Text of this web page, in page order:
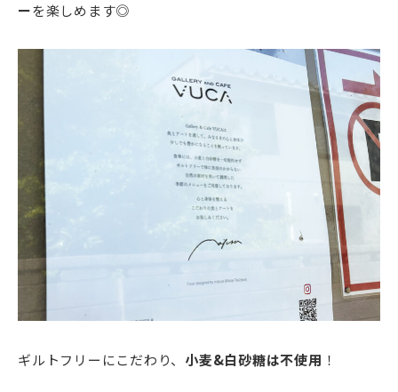
ーを楽しめます◎
ギルトフリーにこだわり、 小麦&白砂糖は不使用 ！